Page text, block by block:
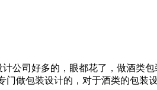
公司好多的，眼都花了，做酒类
做包装设计的，对于酒类的包